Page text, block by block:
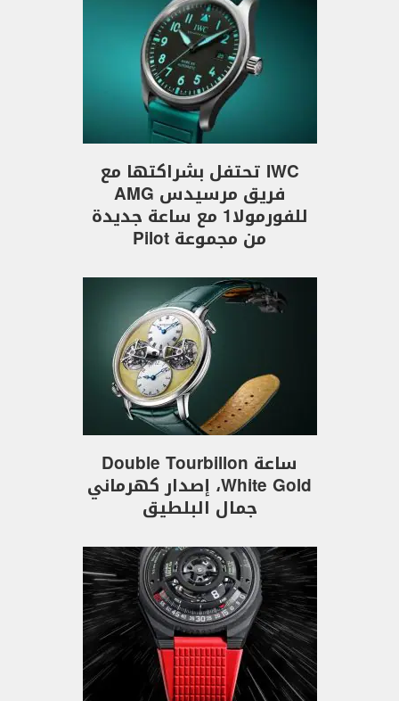
IWC تحتفل بشراكتها مع
فريق مرسيدس AMG
للفورمولا1 مع ساعة جديدة
من مجموعة Pilot
ساعة Double Tourbillon
White Gold، إصدار كهرماني
جمال البلطيق